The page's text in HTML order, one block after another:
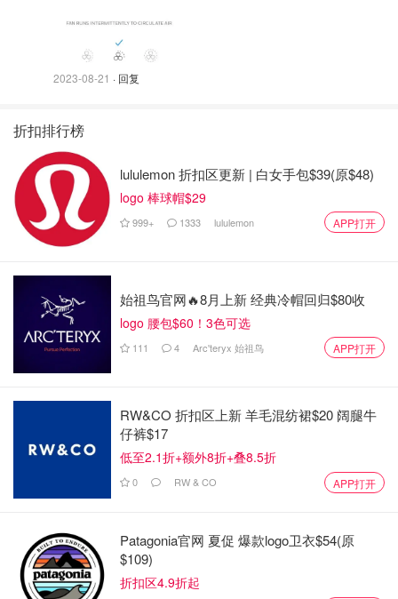
2023-08-21 · 回复
折扣排行榜
lululemon 折扣区更新 | 白女手包$39(原$48)
logo 棒球帽$29
999+ 1333 lululemon APP打开
始祖鸟官网🔥8月上新 经典冷帽回归$80收
logo 腰包$60！3色可选
111 4 Arc'teryx 始祖鸟 APP打开
RW&CO 折扣区上新 羊毛混纺裙$20 阔腿牛
仔裤$17
低至2.1折+额外8折+叠8.5折
0 RW & CO APP打开
Patagonia官网 夏促 爆款logo卫衣$54(原
$109)
折扣区4.9折起